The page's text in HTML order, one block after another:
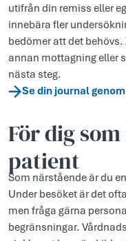
utifrån din remiss eller
innebära fler
bedömer att det
annan mottagning eller
nästa steg.
Se din journal
För dig
patient
Som närstående är du
Under besöket är det
men fråga gärna
begränsningar.